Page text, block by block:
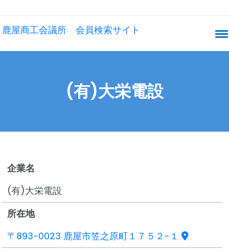
鹿屋商工会議所 会員検索サイト
(有)大栄電設
企業名
(有)大栄電設
所在地
〒893-0023 鹿屋市笠之原町１７５２-１